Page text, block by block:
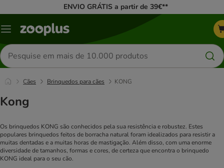
ENVIO GRÁTIS a partir de 39€**
Menu
Pesquisar
produtos
Cães Brinquedos para cães KONG
Kong
Os brinquedos KONG são conhecidos pela sua resistência e robustez. Estes
populares brinquedos feitos de borracha natural foram idealizados para resistir a
muitas dentadas e a muitas horas de mastigação. Além disso, com uma enorme
diversidade de tamanhos, formas e cores, de certeza que encontra o brinquedo
KONG ideal para o seu cão.